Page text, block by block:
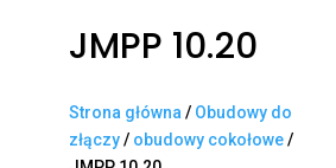
JMPP 10.20
Strona główna / Obudowy do
złączy/ obudowy cokołowe/